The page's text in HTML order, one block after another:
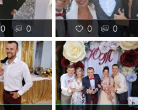
0 0 0 0